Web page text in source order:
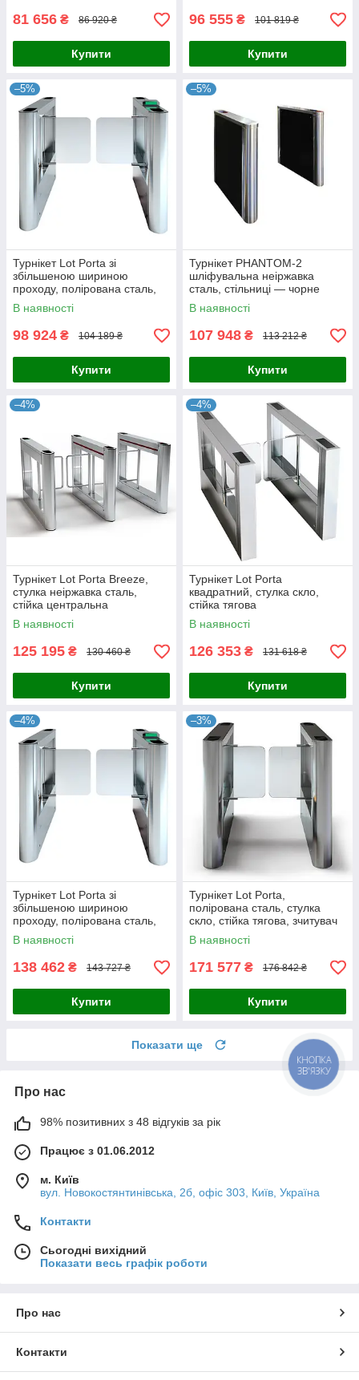
81 656 ₴ 86 920 ₴
Купити
96 555 ₴ 101 819 ₴
Купити
–5%
Турнікет Lot Porta зі
збільшеною шириною
проходу, полірована сталь,
стулка скло, стійка відома
В наявності
98 924 ₴ 104 189 ₴
Купити
–5%
Турнікет PHANTOM-2
шліфувальна неіржавка
сталь, стільниці — чорне
скло, центральна стійка
В наявності
107 948 ₴ 113 212 ₴
Купити
–4%
Турнікет Lot Porta Breeze,
стулка неіржавка сталь,
стійка центральна
В наявності
125 195 ₴ 130 460 ₴
Купити
–4%
Турнікет Lot Porta
квадратний, стулка скло,
стійка тягова
В наявності
126 353 ₴ 131 618 ₴
Купити
–4%
Турнікет Lot Porta зі
збільшеною шириною
проходу, полірована сталь,
стулка скло, стійка тягова
В наявності
138 462 ₴ 143 727 ₴
Купити
–3%
Турнікет Lot Porta,
полірована сталь, стулка
скло, стійка тягова, зчитувач
— сканер
В наявності
171 577 ₴ 176 842 ₴
Купити
Показати ще
Про нас
98% позитивних з 48 відгуків за рік
Працює з 01.06.2012
м. Київ
вул. Новокостянтинівська, 2б, офіс 303, Київ, Україна
Контакти
Сьогодні вихідний
Показати весь графік роботи
Про нас
Контакти
КНОПКА
ЗВ'ЯЗКУ